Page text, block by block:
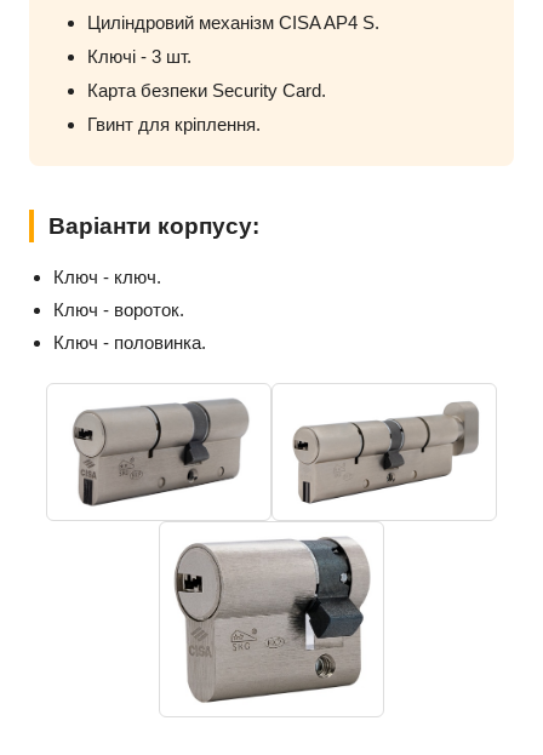
Циліндровий механізм CISA AP4 S.
Ключі - 3 шт.
Карта безпеки Security Card.
Гвинт для кріплення.
Варіанти корпусу:
Ключ - ключ.
Ключ - вороток.
Ключ - половинка.